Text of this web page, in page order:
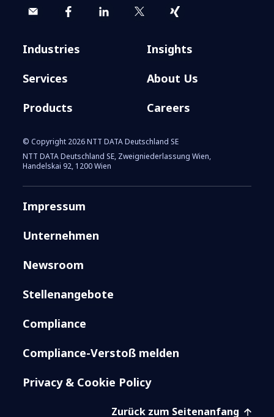
Industries
Services
Products
Insights
About Us
Careers
© Copyright 2026 NTT DATA Deutschland SE
NTT DATA Deutschland SE, Zweigniederlassung Wien,
Handelskai 92, 1200 Wien
Impressum
Unternehmen
Newsroom
Stellenangebote
Compliance
Compliance-Verstoß melden
Privacy & Cookie Policy
Zurück zum Seitenanfang